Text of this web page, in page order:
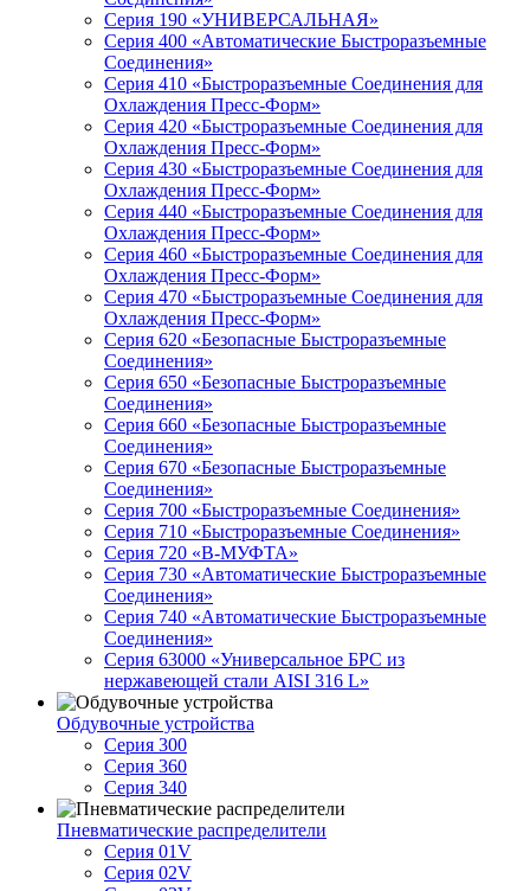
Серия 190 «УНИВЕРСАЛЬНАЯ»
Серия 400 «Автоматические Быстроразъемные
Соединения»
Серия 410 «Быстроразъемные Соединения для
Охлаждения Пресс-Форм»
Серия 420 «Быстроразъемные Соединения для
Охлаждения Пресс-Форм»
Серия 430 «Быстроразъемные Соединения для
Охлаждения Пресс-Форм»
Серия 440 «Быстроразъемные Соединения для
Охлаждения Пресс-Форм»
Серия 460 «Быстроразъемные Соединения для
Охлаждения Пресс-Форм»
Серия 470 «Быстроразъемные Соединения для
Охлаждения Пресс-Форм»
Серия 620 «Безопасные Быстроразъемные
Соединения»
Серия 650 «Безопасные Быстроразъемные
Соединения»
Серия 660 «Безопасные Быстроразъемные
Соединения»
Серия 670 «Безопасные Быстроразъемные
Соединения»
Серия 700 «Быстроразъемные Соединения»
Серия 710 «Быстроразъемные Соединения»
Серия 720 «B-МУФТА»
Серия 730 «Автоматические Быстроразъемные
Соединения»
Серия 740 «Автоматические Быстроразъемные
Соединения»
Серия 63000 «Универсальное БРС из
нержавеющей стали AISI 316 L»
Обдувочные устройства
Серия 300
Серия 360
Серия 340
Пневматические распределители
Серия 01V
Серия 02V